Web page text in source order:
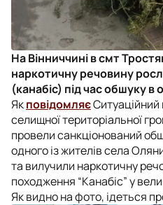
На Вінниччині в смт
наркотичну речовину
(канабіс) під час обшуку
ЯкповідомляєСитуаційний
селищної територіальної
провели санкціонований
одного із жителів села
та вилучили наркотичну
походження “Канабіс” у
Як видно на фото, ідеться